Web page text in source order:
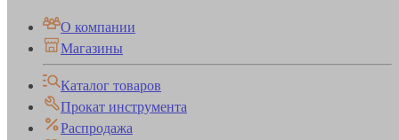
О компании
Магазины
Каталог товаров
Прокат инструмента
Распродажа